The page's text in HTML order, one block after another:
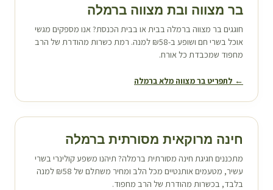
בר מצווה ובת מצווה ברמלה
חוגגים בר מצווה ברמלה בבית או בבית הכנסת? אנו מספקים מגשי
אוכל בשרי חם ושופע ב-₪58 למנה. רמת כשרות מהודרת של הרב
מחפוד שמכבדת כל אורח.
← לתפריט בר מצווה מלא ברמלה
חינה מרוקאית מסורתית ברמלה
מתכננים חגיגת חינה מסורתית ברמלה? תיהנו משפע קולינרי בשרי
עשיר, מטעמים אותנטיים מכל הלב ומחיר משתלם של ₪58 למנה
בלבד, בכשרות מהודרת של הרב מחפוד.